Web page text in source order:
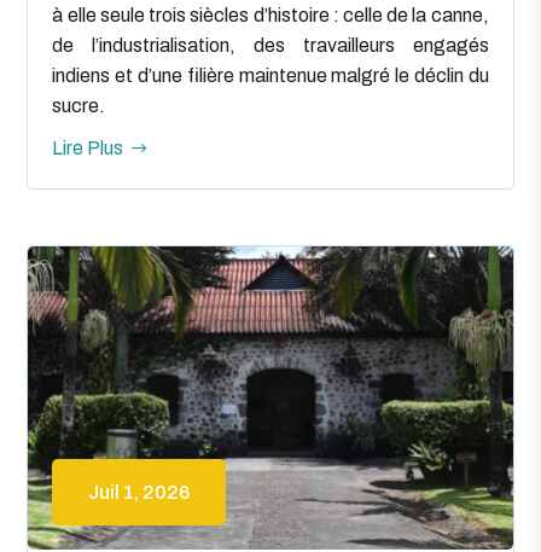
à elle seule trois siècles d’histoire : celle de la canne,
de l’industrialisation, des travailleurs engagés
indiens et d’une filière maintenue malgré le déclin du
sucre.
Lire Plus
Juil 1, 2026